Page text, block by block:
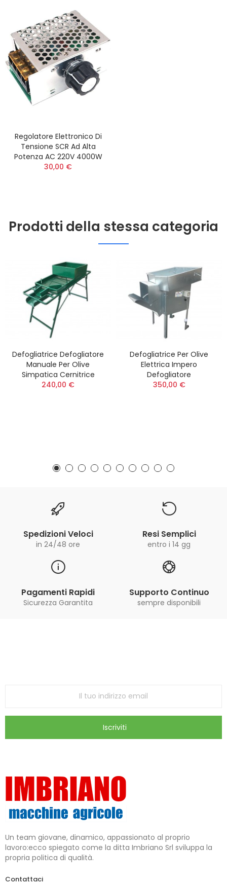
Regolatore Elettronico Di
Tensione SCR Ad Alta
Potenza AC 220V 4000W
30,00 €
Prodotti della stessa categoria
Defogliatrice Defogliatore
Manuale Per Olive
Simpatica Cernitrice
240,00 €
Defogliatrice Per Olive
Elettrica Impero
Defogliatore
350,00 €
Spedizioni Veloci
in 24/48 ore
Resi Semplici
entro i 14 gg
Pagamenti Rapidi
Sicurezza Garantita
Supporto Continuo
sempre disponibili
Iscriviti
Un team giovane, dinamico, appassionato al proprio
lavoro:ecco spiegato come la ditta Imbriano Srl sviluppa la
propria politica di qualità.
Contattaci